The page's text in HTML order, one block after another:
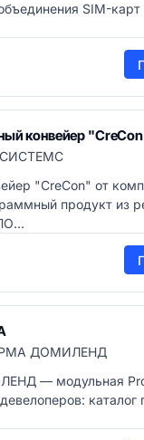
SIM-карт
конвейер
"CreCon" от
продукт из
ДОМИЛЕНД
— модульная
каталог